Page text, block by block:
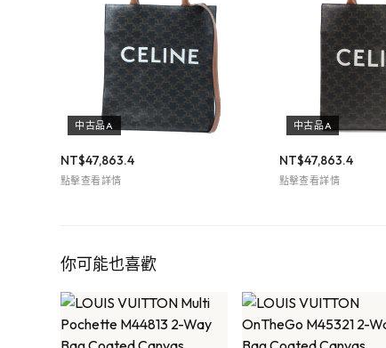
中古品A
NT$47,863.4
點擊查看詳情
中古品A
NT$47,863.4
點擊查看詳情
你可能也喜歡